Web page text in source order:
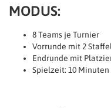
MODUS:
8 Teams je Turnier
Vorrunde mit 2
Endrunde mit
Spielzeit: 10 Minuten